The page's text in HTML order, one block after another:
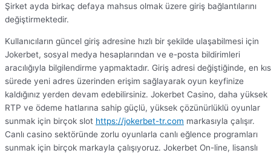
Şirket ayda birkaç defaya mahsus olmak üzere giriş bağlantılarını
değiştirmektedir.
Kullanıcıların güncel giriş adresine hızlı bir şekilde ulaşabilmesi için
Jokerbet, sosyal medya hesaplarından ve e-posta bildirimleri
aracılığıyla bilgilendirme yapmaktadır. Giriş adresi değiştiğinde, en
sürede yeni adres üzerinden erişim sağlayarak oyun keyfinize
kaldığınız yerden devam edebilirsiniz. Jokerbet Casino, daha yüksek
RTP ve ödeme hatlarına sahip güçlü, yüksek çözünürlüklü oyunlar
sunmak için birçok slot https://jokerbet-tr.com markasıyla çalışır.
Canlı casino sektöründe zorlu oyunlarla canlı eğlence programları
sunmak için birçok markayla çalışıyoruz. Jokerbet On-line, lisanslı